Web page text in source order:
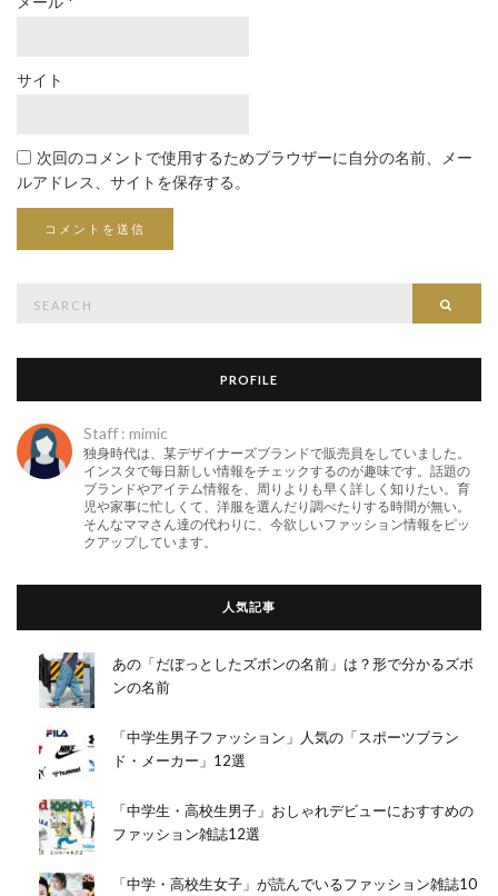
サイト
次回のコメントで使用するためブラウザーに自分の名前、メー
ルアドレス、サイトを保存する。
PROFILE
Staff : mimic
独身時代は、某デザイナーズブランドで販売員をしていました。
インスタで毎日新しい情報をチェックするのが趣味です。話題の
ブランドやアイテム情報を、周りよりも早く詳しく知りたい。育
児や家事に忙しくて、洋服を選んだり調べたりする時間が無い。
そんなママさん達の代わりに、今欲しいファッション情報をピッ
クアップしています。
人気記事
あの「だぼっとしたズボンの名前」は？形で分かるズボ
ンの名前
「中学生男子ファッション」人気の「スポーツブラン
ド・メーカー」12選
「中学生・高校生男子」おしゃれデビューにおすすめの
ファッション雑誌12選
「中学・高校生女子」が読んでいるファッション雑誌10